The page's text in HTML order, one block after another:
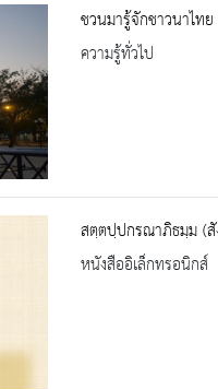
ชวนมารู้จักชาวนาไ
ความรู้ทั่วไป
สตฺตปฺปกรณาภิธมฺม (
หนังสืออิเล็กทรอนิกส์